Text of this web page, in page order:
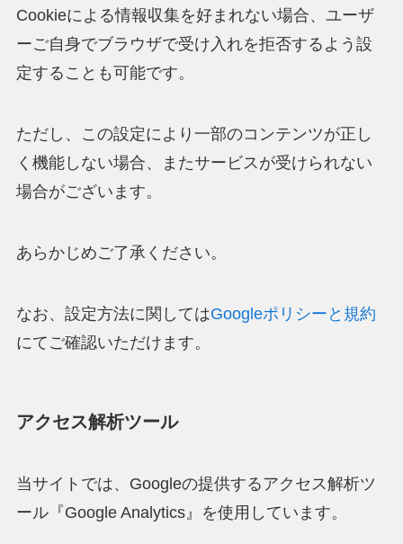
Cookieによる情報収集を好まれない場合、ユーザ
ーご自身でブラウザで受け入れを拒否するよう設
定することも可能です。
ただし、この設定により一部のコンテンツが正し
く機能しない場合、またサービスが受けられない
場合がございます。
あらかじめご了承ください。
なお、設定方法に関してはGoogleポリシーと規約
にてご確認いただけます。
アクセス解析ツール
当サイトでは、Googleの提供するアクセス解析ツ
ール『Google Analytics』を使用しています。